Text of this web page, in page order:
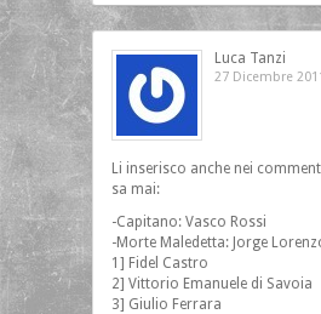
Luca Tanzi
27 Dicembre
Li inserisco anche nei
sa mai:
-Capitano: Vasco Rossi
-Morte Maledetta: Jorge
1] Fidel Castro
2] Vittorio Emanuele di Savoia
3] Giulio Ferrara